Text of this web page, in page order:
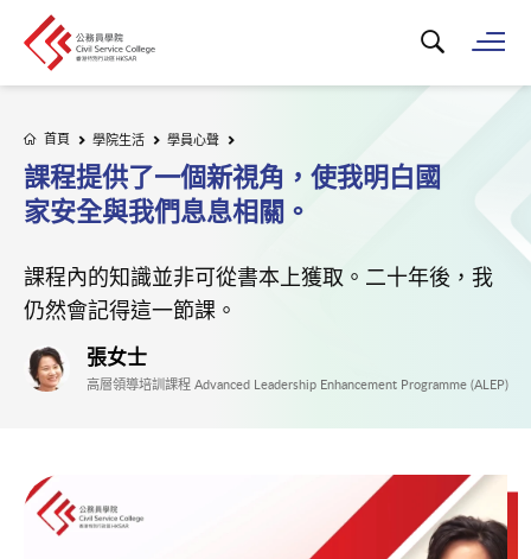
搜尋關鍵字...
首頁 學院生活 學員心聲
課程提供了一個新視角，使我明白國
家安全與我們息息相關。
課程內的知識並非可從書本上獲取。二十年後，我
仍然會記得這一節課。
張女士
高層領導培訓課程 Advanced Leadership Enhancement Programme (ALEP)